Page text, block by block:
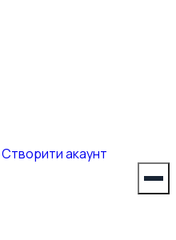
Створити акаунт